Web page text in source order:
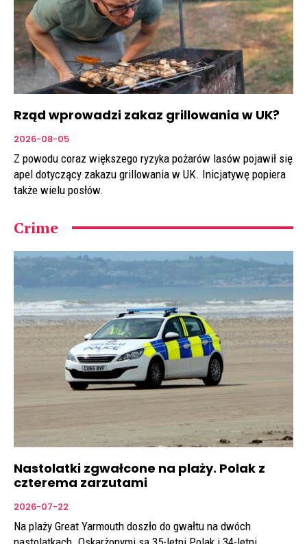
Rząd wprowadzi zakaz grillowania w UK?
2026-08-05
Z powodu coraz większego ryzyka pożarów lasów pojawił się
apel dotyczący zakazu grillowania w UK. Inicjatywę popiera
także wielu posłów.
Crime
Nastolatki zgwałcone na plaży. Polak z
czterema zarzutami
2026-07-22
Na plaży Great Yarmouth doszło do gwałtu na dwóch